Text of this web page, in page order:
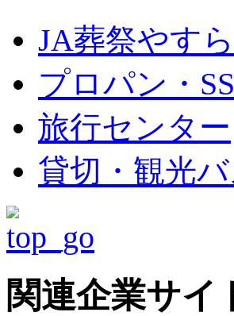
JA葬祭やす
プロパン・SS
旅行センター
貸切・観光バ
関連企業サイ